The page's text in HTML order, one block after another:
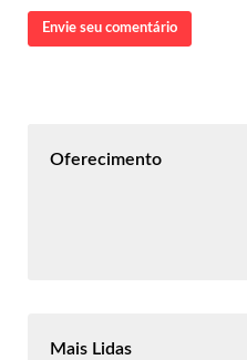
Envie seu comentário
Oferecimento
Mais Lidas